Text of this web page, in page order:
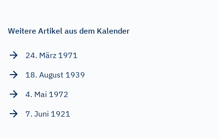
Weitere Artikel aus dem Kalender
24. März 1971
18. August 1939
4. Mai 1972
7. Juni 1921